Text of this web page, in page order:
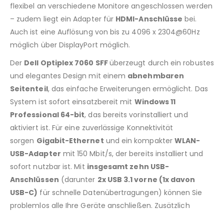
flexibel an verschiedene Monitore angeschlossen werden
– zudem liegt ein Adapter für HDMI-Anschlüsse bei.
Auch ist eine Auflösung von bis zu 4096 x 2304@60Hz
möglich über DisplayPort möglich.
Der Dell Optiplex 7060 SFFüberzeugt durch ein robustes
und elegantes Design mit einem abnehmbaren
Seitenteil, das einfache Erweiterungen ermöglicht. Das
System ist sofort einsatzbereit mit Windows 11
Professional 64-bit, das bereits vorinstalliert und
aktiviert ist. Für eine zuverlässige Konnektivität
sorgen Gigabit-Ethernet und ein kompakter WLAN-
USB-Adapter mit 150 Mbit/s, der bereits installiert und
sofort nutzbar ist. Mit insgesamt zehn USB-
Anschlüssen (darunter 2x USB 3.1 vorne (1x davon
USB-C) für schnelle Datenübertragungen) können Sie
problemlos alle Ihre Geräte anschließen. Zusätzlich